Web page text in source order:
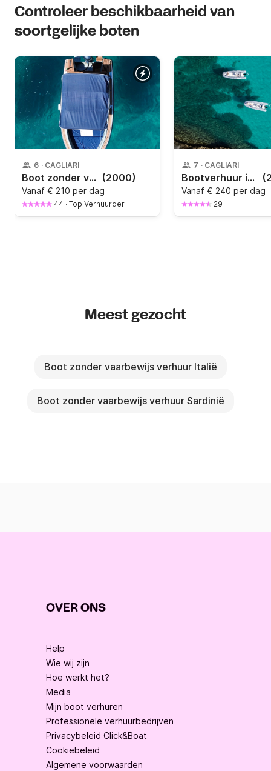
Controleer beschikbaarheid van
soortgelijke boten
6 · CAGLIARI
Boot zonder vaarbewijs Gobbi Classic Italian Sport 40pk (2000)
Vanaf € 210 per dag
44 · Top Verhuurder
7 · CAGLIARI
Bootverhuur in Cagliari (Zonder Vergunning): Verken Verborgen Inhammen en Ervaar Unieke Emoties!
Vanaf € 240 per dag
29
Meest gezocht
Boot zonder vaarbewijs verhuur Italië
Boot zonder vaarbewijs verhuur Sardinië
OVER ONS
Help
Wie wij zijn
Hoe werkt het?
Media
Mijn boot verhuren
Professionele verhuurbedrijven
Privacybeleid Click&Boat
Cookiebeleid
Algemene voorwaarden